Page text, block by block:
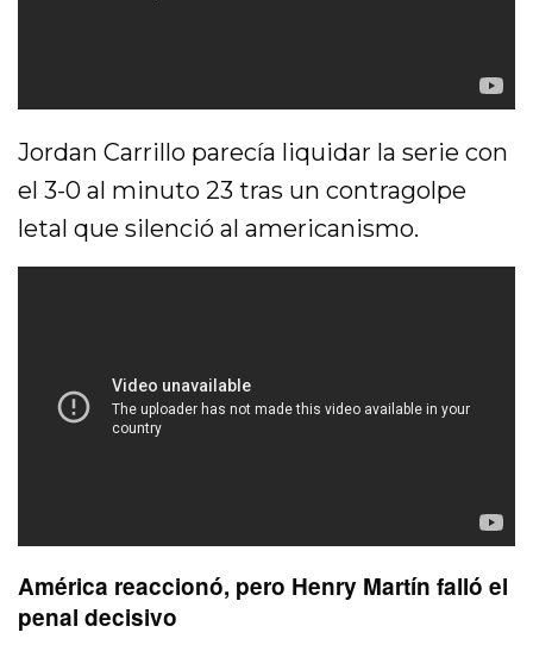
Jordan Carrillo parecía liquidar la serie con
el 3-0 al minuto 23 tras un contragolpe
letal que silenció al americanismo.
América reaccionó, pero Henry Martín falló el
penal decisivo